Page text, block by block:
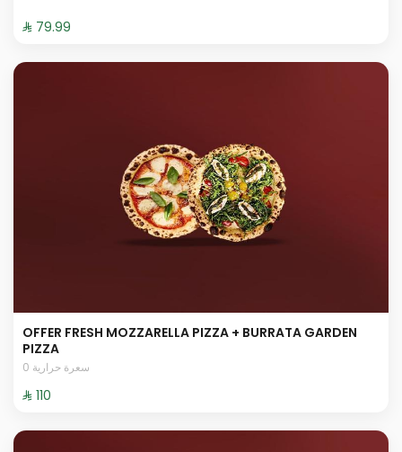
⁨⁦‪‬ 79.99⁩
OFFER FRESH MOZZARELLA PIZZA + BURRATA GARDEN
PIZZA
0 سعرة حرارية
⁨⁦‪‬ 110⁩